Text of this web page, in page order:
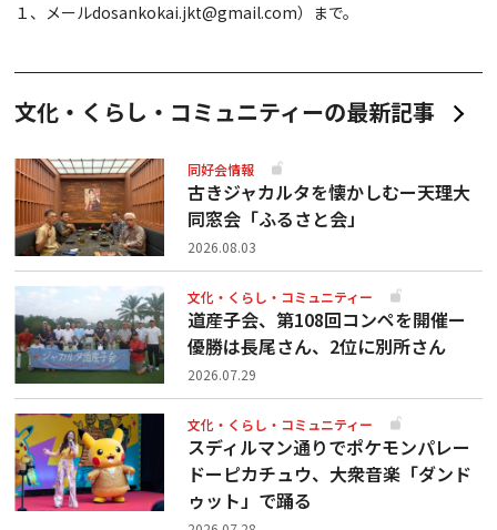
１、メールdosankokai.jkt@gmail.com）まで。
文化・くらし・コミュニティーの最新記事
同好会情報
古きジャカルタを懐かしむー天理大
同窓会「ふるさと会」
2026.08.03
文化・くらし・コミュニティー
道産子会、第108回コンペを開催ー
優勝は長尾さん、2位に別所さん
2026.07.29
文化・くらし・コミュニティー
スディルマン通りでポケモンパレー
ドーピカチュウ、大衆音楽「ダンド
ゥット」で踊る